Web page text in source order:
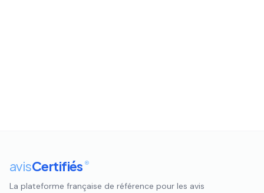
avisCertifiés ®
La plateforme française de référence pour les avis